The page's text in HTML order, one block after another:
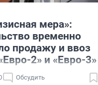
мера»:
временно
продажу и ввоз
2» и «Евро-3»
Обсудить